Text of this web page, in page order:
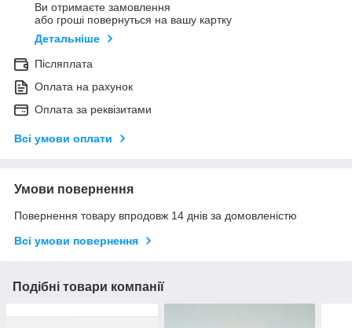
Ви отримаєте замовлення
або гроші повернуться на вашу картку
Детальніше
Післяплата
Оплата на рахунок
Оплата за реквізитами
Всі умови оплати
Умови повернення
Повернення товару впродовж 14 днів за домовленістю
Всі умови повернення
Подібні товари компанії